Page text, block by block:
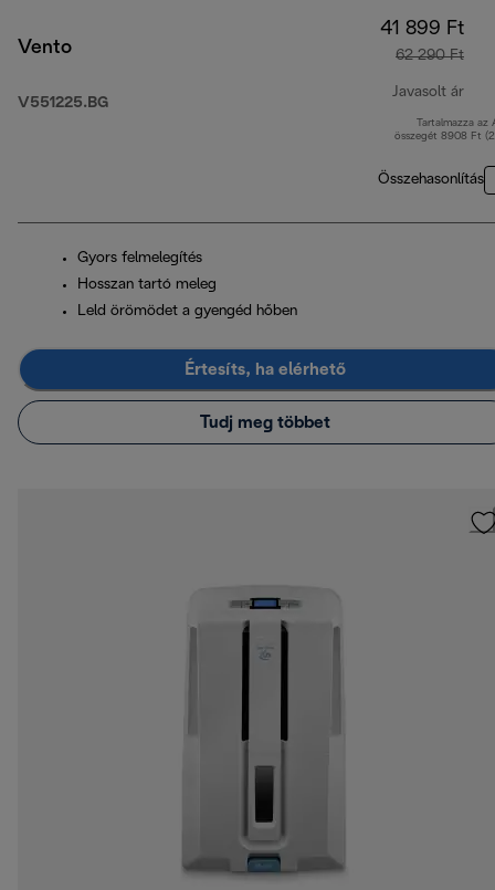
Vento
V551225.BG
41 899 Ft
62 290 Ft
Javasolt ár
Tartalmazza az
összegét 8908 Ft
Összehasonlítás
Gyors felmelegítés
Hosszan tartó meleg
Leld örömödet a gyengéd hőben
Értesíts, ha elérhető
Tudj meg többet